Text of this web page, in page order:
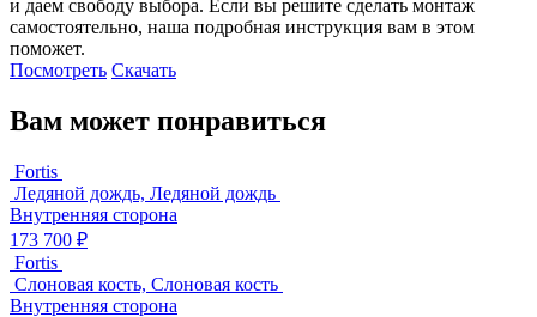
и даем свободу выбора. Если вы решите сделать монтаж
самостоятельно, наша подробная инструкция вам в этом
поможет.
Посмотреть Скачать
Вам может понравиться
Fortis
Ледяной дождь, Ледяной дождь
Внутренняя сторона
173 700 ₽
Fortis
Слоновая кость, Слоновая кость
Внутренняя сторона